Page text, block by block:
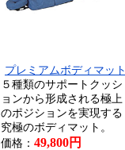
プレミアムボディマット
５種類のサポートクッシ
ョンから形成される極上
のポジションを実現する
究極のボディマット。
価格： 49,800円